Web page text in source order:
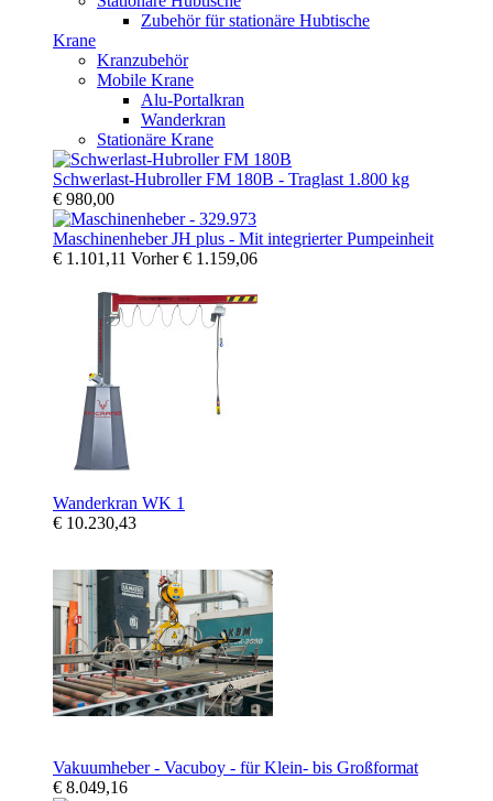
Zubehör für stationäre Hubtische
Krane
Kranzubehör
Mobile Krane
Alu-Portalkran
Wanderkran
Stationäre Krane
Schwerlast-Hubroller FM 180B - Traglast 1.800 kg
€ 980,00
Maschinenheber JH plus - Mit integrierter Pumpeinheit
€ 1.101,11 Vorher€ 1.159,06
Wanderkran WK 1
€ 10.230,43
Vakuumheber - Vacuboy - für Klein- bis Großformat
€ 8.049,16